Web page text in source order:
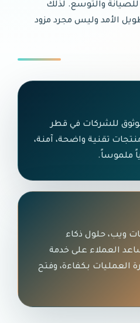
للصيانة والتوسع. لذلك
الأمد وليس مجرد مزود
للشركات في قطر
تقنية واضحة، آمنة،
ملموساً.
ويب، حلول ذكاء
العملاء على خدمة
العمليات بكفاءة، وفتح